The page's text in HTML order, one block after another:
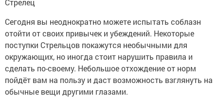
Стрелец
Сегодня вы неоднократно можете испытать соблазн
отойти от своих привычек и убеждений. Некоторые
поступки Стрельцов покажутся необычными для
окружающих, но иногда стоит нарушить правила и
сделать по-своему. Небольшое отхождение от норм
пойдёт вам на пользу и даст возможность взглянуть на
обычные вещи другими глазами.